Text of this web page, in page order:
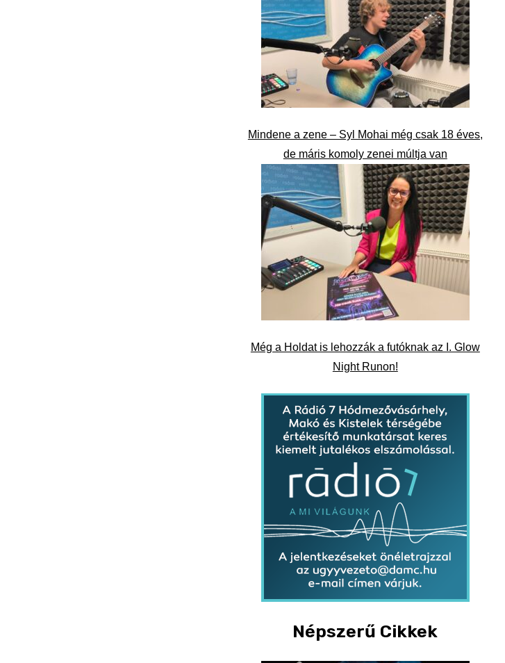
Mindene a zene – Syl Mohai még csak 18 éves,
de máris komoly zenei múltja van
Még a Holdat is lehozzák a futóknak az I. Glow
Night Runon!
Népszerű Cikkek